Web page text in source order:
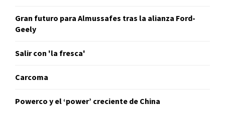
Gran futuro para Almussafes tras la alianza Ford-
Geely
Salir con 'la fresca'
Carcoma
Powerco y el ‘power’ creciente de China